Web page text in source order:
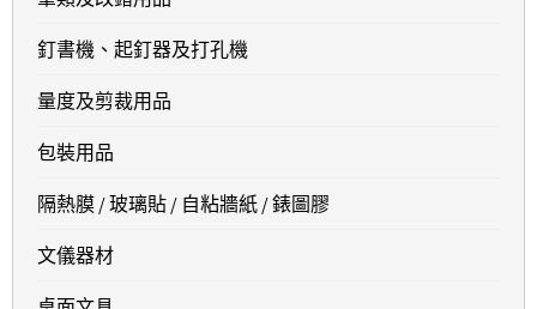
釘書機、起釘器及打孔機
量度及剪裁用品
包裝用品
隔熱膜 / 玻璃貼 / 自粘牆紙 / 錶圖膠
文儀器材